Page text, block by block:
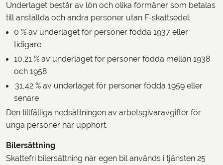
Underlaget består av lön och olika förmåner som betalas
till anställda och andra personer utan F-skattsedel:
0 % av underlaget för personer födda 1937 eller
tidigare
10,21 % av underlaget för personer födda mellan 1938
och 1958
31,42 % av underlaget för personer födda 1959 eller
senare
Den tillfälliga nedsättningen av arbetsgivaravgifter för
unga personer har upphört.
Bilersättning
Skattefri bilersättning när egen bil används i tjänsten 25